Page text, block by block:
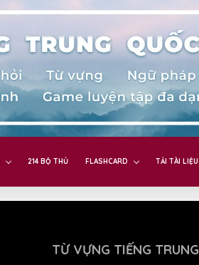
214 BỘ THỦ FLASHCARD TẢI TÀI LIỆU
TỪ VỰNG TIẾNG TRUNG